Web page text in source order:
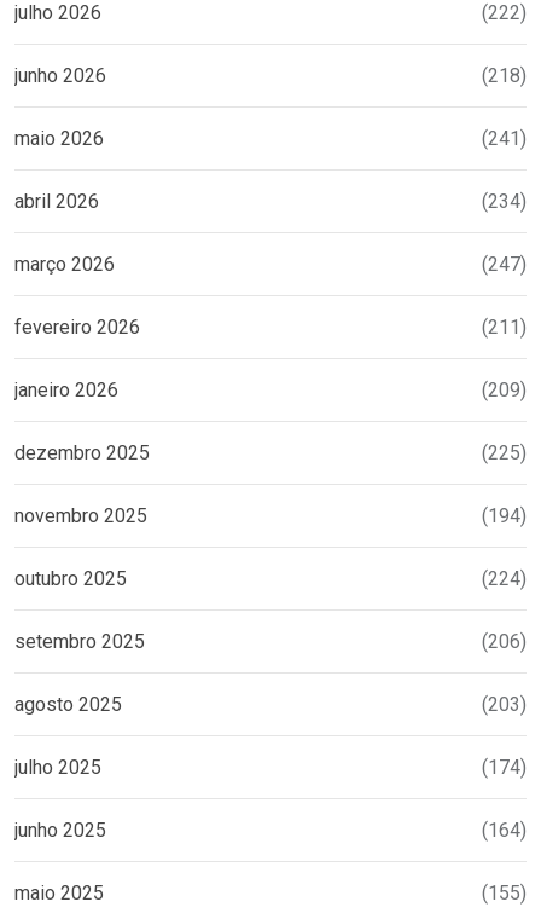
julho 2026 (222)
junho 2026 (218)
maio 2026 (241)
abril 2026 (234)
março 2026 (247)
fevereiro 2026 (211)
janeiro 2026 (209)
dezembro 2025 (225)
novembro 2025 (194)
outubro 2025 (224)
setembro 2025 (206)
agosto 2025 (203)
julho 2025 (174)
junho 2025 (164)
maio 2025 (155)